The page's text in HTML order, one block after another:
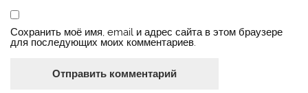
Сохранить моё имя, email и адрес сайта в этом браузере
для последующих моих комментариев.